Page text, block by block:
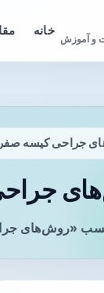
و آموزش
خانه
جراحی کیسه صفرا
«روش‌های